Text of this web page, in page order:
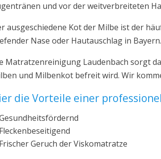
und vor der weitverbreiteten
ausgeschiedene Kot der Milbe ist der
Nase oder Hautauschlag in Bayern.
Matratzenreinigung Laudenbach sorgt
und Milbenkot befreit wird. Wir
die Vorteile einer
Fleckenbeseitigend
Frischer Geruch der Viskomatratze